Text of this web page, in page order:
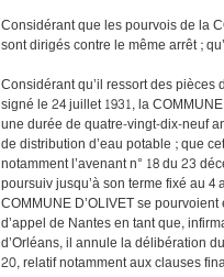
Considérant que les pourvois de la
sont dirigés contre le même arrêt ;
Considérant qu’il ressort des
signé le 24 juillet 1931, la
une durée de quatre-vingt-dix-neuf
de distribution d’eau potable ; que
notamment l’avenant n° 18 du 23
poursuiv jusqu’à son terme fixé au
COMMUNE D’OLIVET se
d’appel de Nantes en tant que,
d’Orléans, il annule la délibération
20, relatif notamment aux clauses